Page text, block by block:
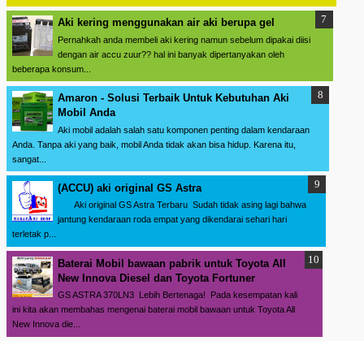
Aki kering menggunakan air aki berupa gel
Pernahkah anda membeli aki kering namun sebelum dipakai diisi
dengan air accu zuur?? hal ini banyak dipertanyakan oleh
beberapa konsum...
Amaron - Solusi Terbaik Untuk Kebutuhan Aki
Mobil Anda
Aki mobil adalah salah satu komponen penting dalam kendaraan
Anda. Tanpa aki yang baik, mobil Anda tidak akan bisa hidup. Karena itu,
sangat...
(ACCU) aki original GS Astra
Aki original GS Astra Terbaru Sudah tidak asing lagi bahwa
jantung kendaraan roda empat yang dikendarai sehari hari
terletak p...
Baterai Mobil bawaan pabrik untuk Toyota All
New Innova Diesel dan Toyota Fortuner
GS ASTRA 370LN3 Lebih Bertenaga! Pada kesempatan kali
ini kita akan membahas mengenai baterai mobil bawaan untuk Toyota All
New Innova die...